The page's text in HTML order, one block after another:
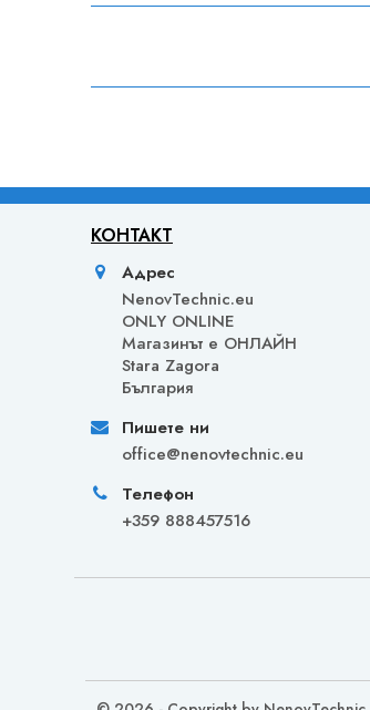
КОНТАКТ
Адрес
NenovTechnic.eu
ONLY ONLINE
Mагазинът е ОНЛАЙН
Stara Zagora
България
Пишете ни
office@nenovtechnic.eu
Телефон
+359 888457516